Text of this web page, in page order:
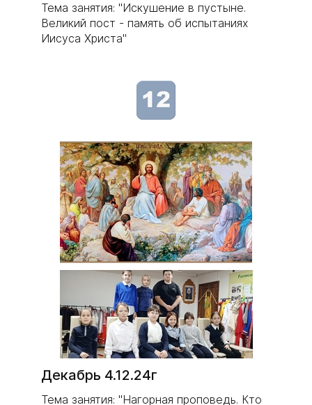
Тема занятия: "Искушение в пустыне.
Великий пост - память об испытаниях
Иисуса Христа"
Декабрь 4.12.24г
Тема занятия: "Нагорная проповедь. Кто